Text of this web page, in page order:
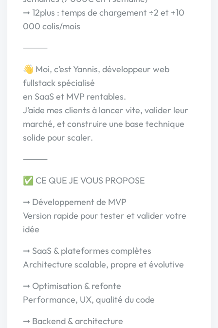
➞ 12plus : temps de chargement ÷2 et +10
000 colis/mois
⸻
👋 Moi, c’est Yannis, développeur web
fullstack spécialisé
en SaaS et MVP rentables.
J’aide mes clients à lancer vite, valider leur
marché, et construire une base technique
solide pour scaler.
⸻
✅ CE QUE JE VOUS PROPOSE
➞ Développement de MVP
Version rapide pour tester et valider votre
idée
➞ SaaS & plateformes complètes
Architecture scalable, propre et évolutive
➞ Optimisation & refonte
Performance, UX, qualité du code
➞ Backend & architecture